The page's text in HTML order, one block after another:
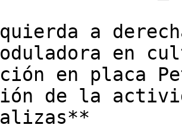
a
en
en placa
de la